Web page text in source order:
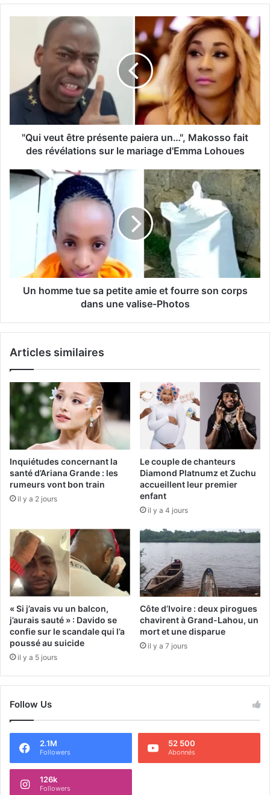
"Qui veut être présente paiera un…", Makosso fait
des révélations sur le mariage d'Emma Lohoues
Un homme tue sa petite amie et fourre son corps
dans une valise-Photos
Articles similaires
Inquiétudes concernant la
santé d’Ariana Grande : les
rumeurs vont bon train
il y a 2 jours
Le couple de chanteurs
Diamond Platnumz et Zuchu
accueillent leur premier
enfant
il y a 4 jours
« Si j’avais vu un balcon,
j’aurais sauté » : Davido se
confie sur le scandale qui l’a
poussé au suicide
il y a 5 jours
Côte d’Ivoire : deux pirogues
chavirent à Grand-Lahou, un
mort et une disparue
il y a 7 jours
Follow Us
2.1M
Followers
52 500
Abonnés
126k
Followers